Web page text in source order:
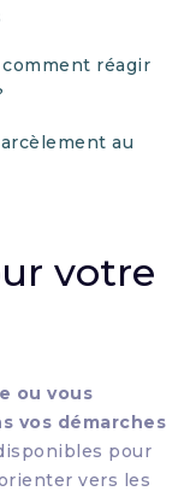
réagir
au
votre
ou vous
vos démarches
pour
vers les